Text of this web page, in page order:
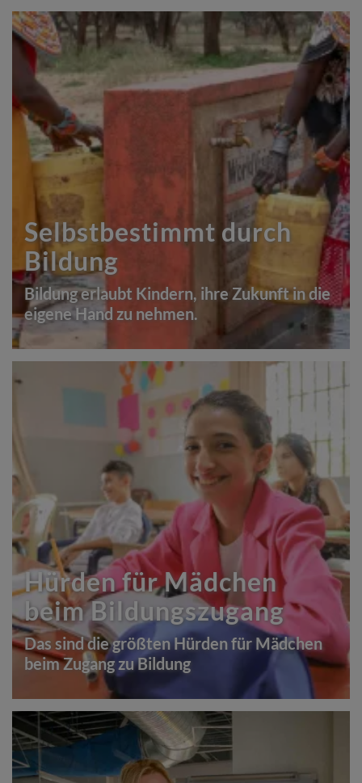
Selbstbestimmt durch
Bildung
Bildung erlaubt Kindern, ihre Zukunft in die
eigene Hand zu nehmen.
Hürden für Mädchen
beim Bildungszugang
Das sind die größten Hürden für Mädchen
beim Zugang zu Bildung